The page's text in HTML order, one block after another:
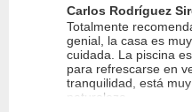
Limpieza
Trato del propietario
Entorno
Equipamiento
Carlos Rodríguez
Totalmente
genial, la casa es
cuidada. La piscina
para refrescarse en
tranquilidad, está
naturaleza.